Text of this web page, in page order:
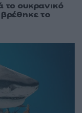
το ουκρανικό
το